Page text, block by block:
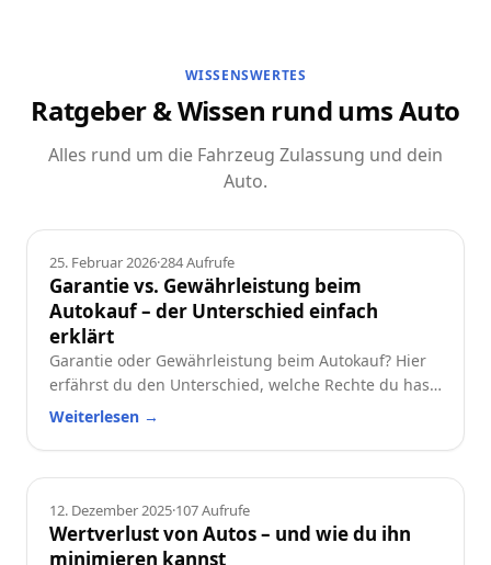
WISSENSWERTES
Ratgeber & Wissen rund ums Auto
Alles rund um die Fahrzeug Zulassung und dein
Auto.
Ratgeber
25. Februar 2026·284Aufrufe
Garantie vs. Gewährleistung beim
Autokauf – der Unterschied einfach
erklärt
Garantie oder Gewährleistung beim Autokauf? Hier
erfährst du den Unterschied, welche Rechte du hast
und worauf du beim Neu- oder Gebrauchtwagen
Weiterlesen →
Ratgeber
12. Dezember 2025·107Aufrufe
Wertverlust von Autos – und wie du ihn
minimieren kannst